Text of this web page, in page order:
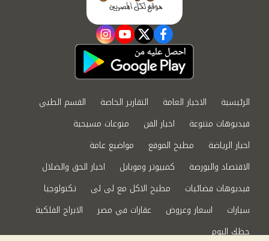
facebook
twitter
youtube
instagram
الرئيسية الاخبار العامة التقارير الخاصة
القسم الطبي
فيديوهات متنوعة
اخبار الفن
منوعات مسيحية
اخبار الرياضة
مطبخ الموقع
مواضيع عامة
الاقتصاد والبورصة
كمبيوتر وموبايل
اخبار الحق والضلال
فيديوهات فضائيات
مطبخ الاكل مع لى لى
تكنولوجيا
سيارات
اسعار وعروض عقارات في مصر
الابراج الفلكية
حظك اليوم